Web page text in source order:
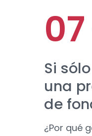
Si
una
de
¿Por qué